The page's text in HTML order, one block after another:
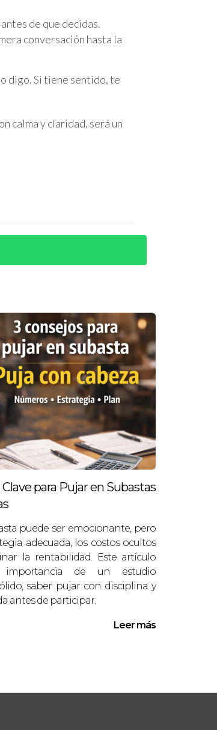
Cada uno tiene sus
paso.
con los inquilinos
las leyes locales.
asociados al desalojo y
que detalle el historial del
de experiencia en el
personalizado, no
de que decidas.
conversación hasta la
digo. Si tiene sentido, te
calma y claridad, será un
para Pujar en Subastas
puede ser emocionante, pero
adecuada, los costos ocultos
la rentabilidad. Este artículo
importancia de un estudio
saber pujar con disciplina y
antes de participar.
Leer más